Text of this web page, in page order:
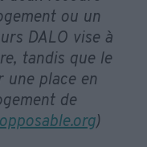
ou un
DALO vise à
tandis que le
une place en
de
)